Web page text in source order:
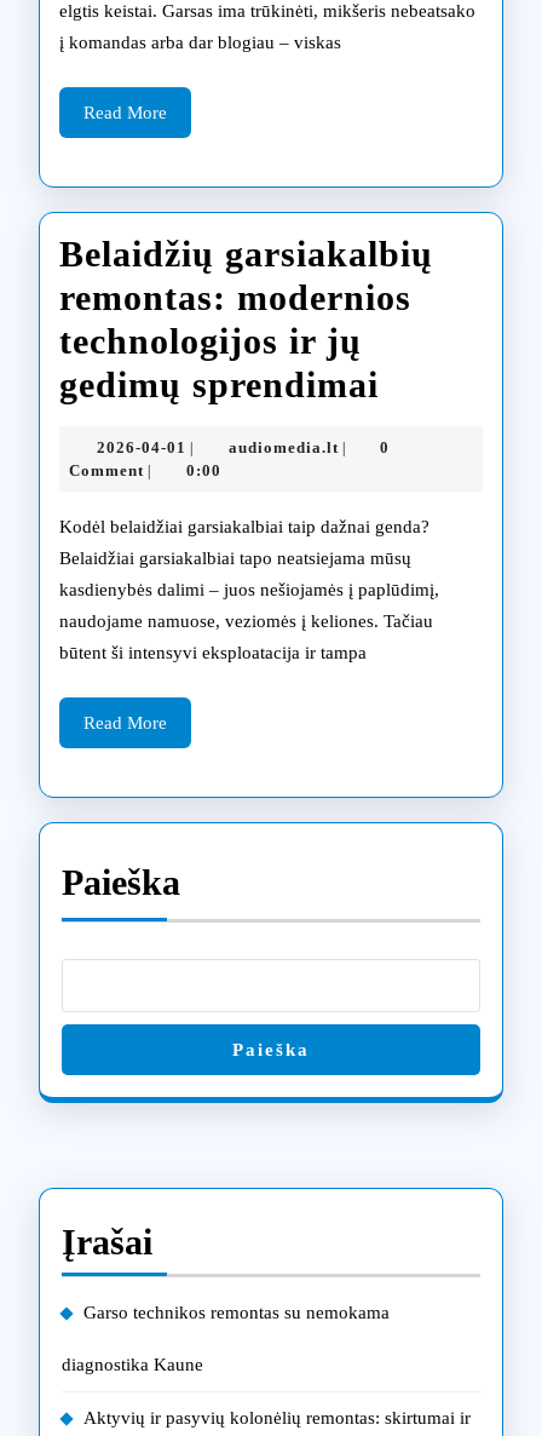
servisas
elgtis keistai. Garsas ima trūkinėti, mikšeris nebeatsako
į komandas arba dar blogiau – viskas
Read More
More
Belaidžių garsiakalbių
remontas: modernios
technologijos ir jų
gedimų sprendimai
ir
2026-04-01 2026-
04-
audiomedia.ltaudiomedia.lt
0
Comment
0:00
Kodėl belaidžiai garsiakalbiai taip dažnai genda?
Belaidžiai garsiakalbiai tapo neatsiejama mūsų
kasdienybės dalimi – juos nešiojamės į paplūdimį,
naudojame namuose, veziomės į keliones. Tačiau
būtent ši intensyvi eksploatacija ir tampa
Read More
More
Paieška
Paieška
Įrašai
Garso technikos remontas su nemokama
diagnostika Kaune
Aktyvių ir pasyvių kolonėlių remontas: skirtumai ir